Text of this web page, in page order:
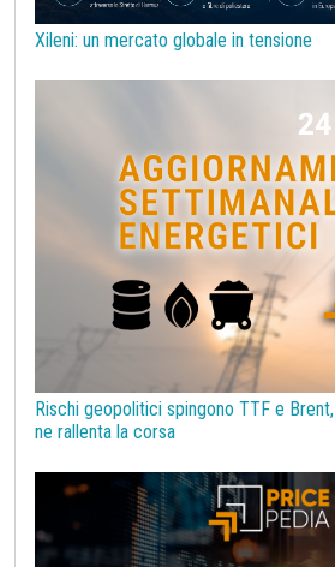
Termoplastiche di base
Xileni: un mercato globale in tensione
Rischi geopolitici spingono TTF e
ne rallenta la corsa